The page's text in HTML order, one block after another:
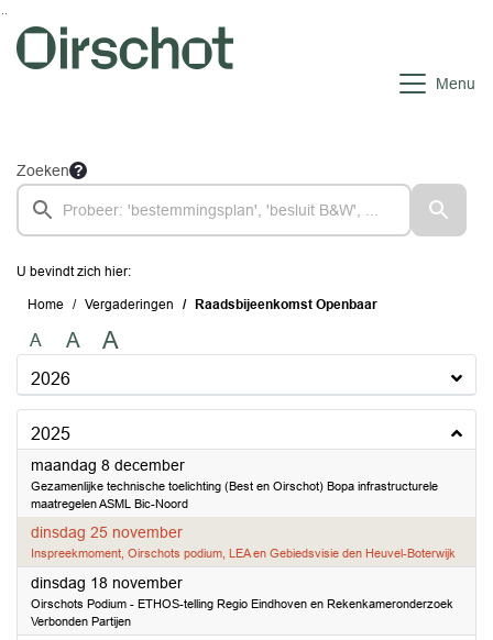
Ga naar de inhoud van deze pagina
Ga naar het zoeken
Ga naar het menu
Menu
Zoeken
U bevindt zich hier:
Home Vergaderingen Raadsbijeenkomst Openbaar
A A A
2026
2025
maandag 8 december2025
Gezamenlijke technische toelichting (Best en Oirschot) Bopa infrastructurele
maatregelen ASML Bic-Noord
dinsdag 25 november2025
Inspreekmoment, Oirschots podium, LEA en Gebiedsvisie den Heuvel-Boterwijk
dinsdag 18 november2025
Oirschots Podium - ETHOS-telling Regio Eindhoven en Rekenkameronderzoek
Verbonden Partijen